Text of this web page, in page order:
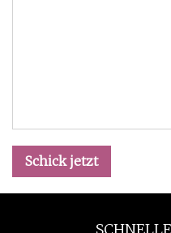
Schick jetzt